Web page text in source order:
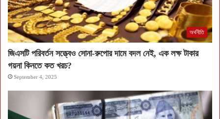
অর্থনীতি
জিএসটি পরিবর্তন সত্ত্বেও সোনা-রুপোর দামে বদল নেই, এক লক্ষ টাকার
গয়না কিনতে কত খরচ?
September 4, 2025